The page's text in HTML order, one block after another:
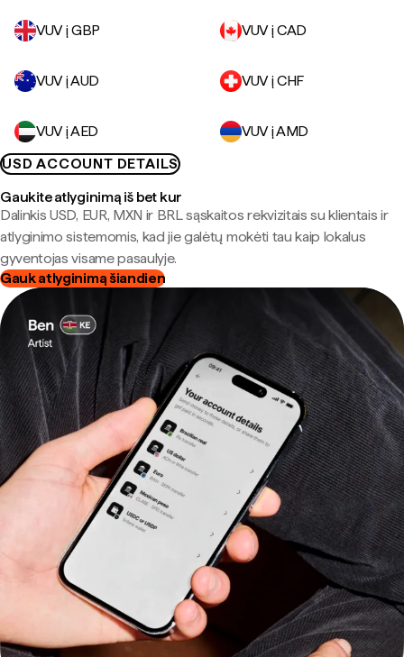
VUV į GBP VUV į CAD
VUV į AUD VUV į CHF
VUV į AED
VUV į AMD
USD ACCOUNT DETAILS
Gaukite atlyginimą iš bet kur
Dalinkis USD, EUR, MXN ir BRL sąskaitos rekvizitais su klientais ir
atlyginimo sistemomis, kad jie galėtų mokėti tau kaip lokalus
gyventojas visame pasaulyje.
Gauk atlyginimą šiandien